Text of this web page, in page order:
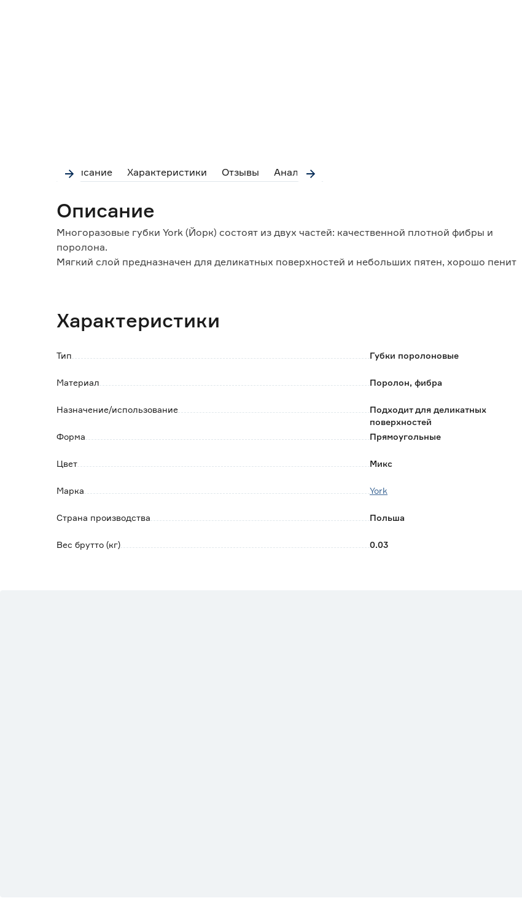
Описание Характеристики Отзывы Аналоги
Описание
Многоразовые губки York (Йорк) состоят из двух частей: качественной плотной фибры и
поролона.
Мягкий слой предназначен для деликатных поверхностей и небольших пятен, хорошо пенит
Очищают, не повреждая поверхность.
Характеристики
Тип Губки поролоновые
Материал Поролон, фибра
Назначение/использование
Подходит для деликатных
поверхностей
Форма
Прямоугольные
Цвет Микс
Марка York
Страна производства Польша
Вес брутто (кг) 0.03